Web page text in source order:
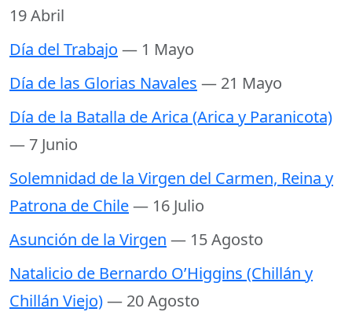
19 Abril
Día del Trabajo — 1 Mayo
Día de las Glorias Navales — 21 Mayo
Día de la Batalla de Arica (Arica y Paranicota)
— 7 Junio
Solemnidad de la Virgen del Carmen, Reina y
Patrona de Chile— 16 Julio
Asunción de la Virgen — 15 Agosto
Natalicio de Bernardo O’Higgins (Chillán y
Chillán Viejo)— 20 Agosto